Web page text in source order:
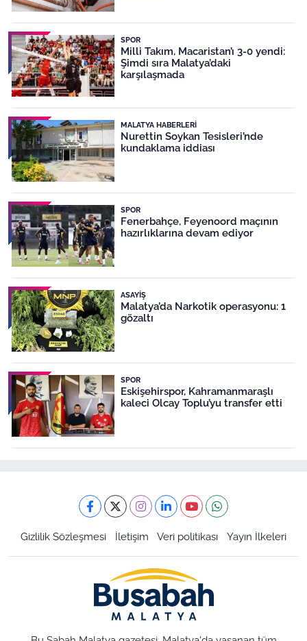
SPOR
Milli Takım, Macaristan’ı 3-0 yendi:
Şimdi sıra Malatya’daki
karşılaşmada
MALATYA HABERLERI
Nurettin Soykan Tesisleri’nde
kundaklama iddiası
SPOR
Fenerbahçe, Feyenoord maçının
hazırlıklarına devam ediyor
ASAYIŞ
Malatya’da Narkotik operasyonu: 1
gözaltı
SPOR
Eskişehirspor, Kahramanmaraşlı
kaleci Olcay Toplu’yu transfer etti
Gizlilik Sözleşmesi İletişim Veri politikası Yayın İlkeleri